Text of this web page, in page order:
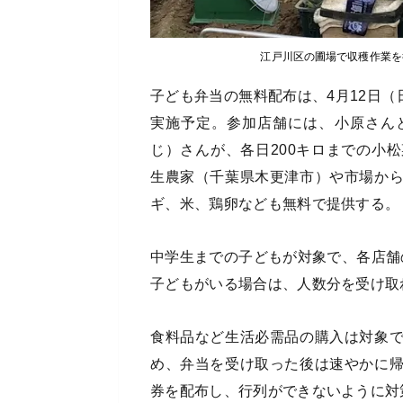
江戸川区の圃場で収穫作業
子ども弁当の無料配布は、4月12日
実施予定。参加店舗には、小原さ
じ）さんが、各日200キロまでの小
生農家（千葉県木更津市）や市場か
ギ、米、鶏卵なども無料で提供する。
中学生までの子どもが対象で、各店
子どもがいる場合は、人数分を受け
食料品など生活必需品の購入は対象
め、弁当を受け取った後は速やかに
券を配布し、行列ができないように